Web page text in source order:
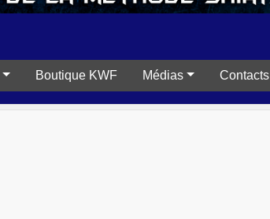
Boutique KWF Médias Contacts